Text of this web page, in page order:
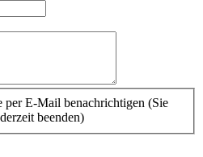
per E-Mail benachrichtigen (Sie
beenden)